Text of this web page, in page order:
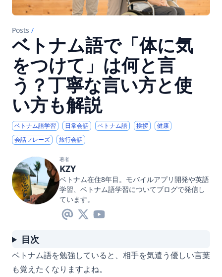
Posts /
ベトナム語で「体に気
をつけて」は何と言
う？丁寧な言い方と使
い方も解説
ベトナム語学習 日常会話 ベトナム語 挨拶
健康
会話フレーズ
旅行会話
著者
KZY
ベトナム在住8年目。モバイルアプリ開発や英語
学習、ベトナム語学習についてブログで発信し
ています。
目次
ベトナム語を勉強していると、相手を気遣う優しい言葉
も覚えたくなりますよね。